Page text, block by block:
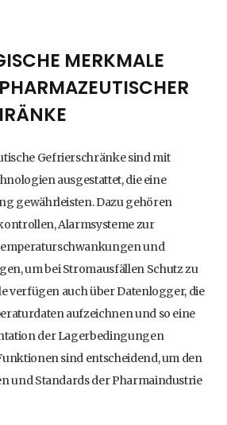
MERKMALE
Gefrierschränke sind mit
ausgestattet, die eine
gewährleisten. Dazu gehören
Alarmsysteme zur
und
um bei Stromausfällen Schutz zu
verfügen auch über Datenlogger, die
aufzeichnen und so eine
der Lagerbedingungen
sind entscheidend, um den
und Standards der Pharmaindustrie